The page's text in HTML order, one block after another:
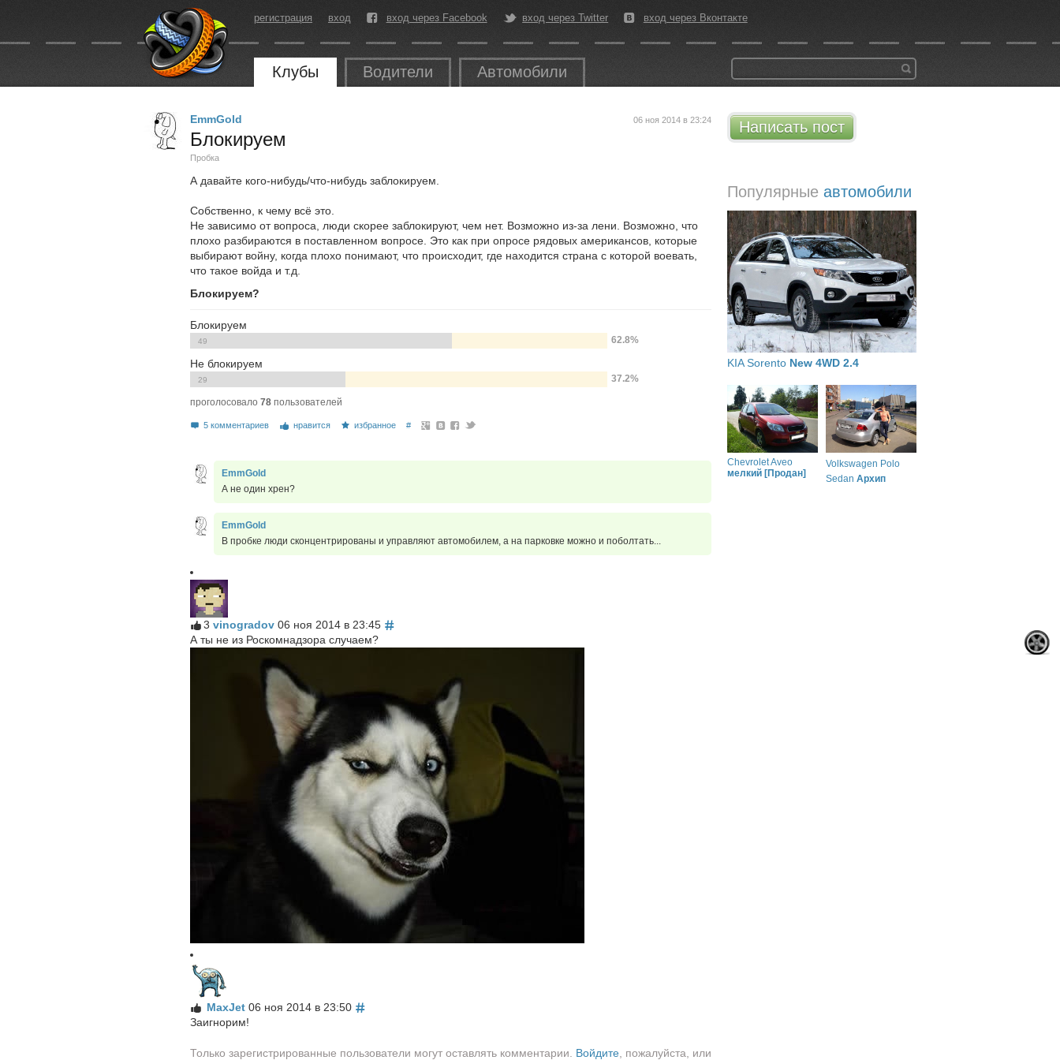
регистрация вход вход через Facebook вход через Twitter вход через Вконтакте
Клубы Водители Автомобили
Написать пост
Популярные автомобили
KIA Sorento New 4WD 2.4
Chevrolet Aveo
мелкий [Продан]
Volkswagen Polo
Sedan Архип
06 ноя 2014 в 23:24
EmmGold
Блокируем
Пробка
А давайте кого-нибудь/что-нибудь заблокируем.
Собственно, к чему всё это.
Не зависимо от вопроса, люди скорее заблокируют, чем нет. Возможно из-за лени. Возможно, что
плохо разбираются в поставленном вопросе. Это как при опросе рядовых американсов, которые
выбирают войну, когда плохо понимают, что происходит, где находится страна с которой воевать,
что такое войда и т.д.
Блокируем?
Блокируем
49 62.8%
Не блокируем
29 37.2%
проголосовало 78 пользователей
5 комментариев нравится избранное #
EmmGold
А не один хрен?
EmmGold
В пробке люди сконцентрированы и управляют автомобилем, а на парковке можно и поболтать...
3 vinogradov 06 ноя 2014 в 23:45
А ты не из Роскомнадзора случаем?
MaxJet 06 ноя 2014 в 23:50
Заигнорим!
Только зарегистрированные пользователи могут оставлять комментарии. Войдите , пожалуйста, или